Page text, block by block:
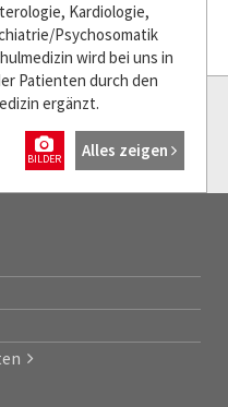
Kardiologie,
Psychosomatik
wird bei uns in
Patienten durch den
ergänzt.
Alles zeigen
BILDER